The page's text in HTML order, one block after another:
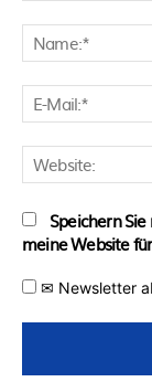
Speichern
meine Website
✉ Newsletter